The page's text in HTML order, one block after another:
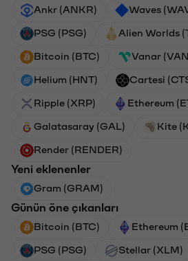
Ankr (ANKR) Waves
PSG (PSG) Alien Worlds
Bitcoin (BTC) Vanar
Helium (HNT) Cartesi
Ripple (XRP) Ethereum
Galatasaray (GAL) Kite
Render (RENDER)
Yeni eklenenler
Gram (GRAM)
Günün öne çıkanları
Bitcoin (BTC) Ethereum
PSG (PSG) Stellar (XLM)